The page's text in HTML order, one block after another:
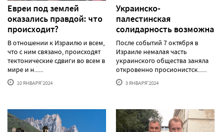
Евреи под землей
оказались правдой: что
происходит?
В отношении к Израилю и всем,
что с ним связано, происходят
тектонические сдвиги во всем в
мире и н......
10 ЯНВАРЯ'2024
Украинско-
палестинская
солидарность возможна
После событий 7 октября в
Израиле немалая часть
украинского общества заняла
откровенно просионистск......
3 ЯНВАРЯ'2024